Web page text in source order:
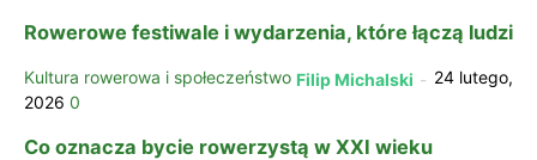
Rowerowe festiwale i wydarzenia, które łączą ludzi
Kultura rowerowa i społeczeństwo Filip Michalski - 24 lutego,
2026 0
Co oznacza bycie rowerzystą w XXI wieku